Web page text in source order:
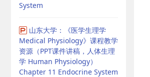
System
山东大学：《医学生理学
Medical Physiology》课程教学
资源（PPT课件讲稿，人体生理
学 Human Physiology）
Chapter 11 Endocrine System